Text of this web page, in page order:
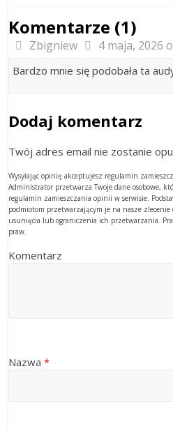
Komentarze (1)
Zbigniew 4 maja, 2026
Bardzo mnie się podobała ta
Dodaj komentarz
Twój adres email nie zostanie
Wysyłając opinię akceptujesz regulamin
Administrator przetwarza Twoje dane osobowe,
regulamin zamieszczania opinii w serwisie.
podmiotom przetwarzającym je na nasze
usunięcia lub ograniczenia ich przetwarzania.
praw.
Komentarz
Nazwa *